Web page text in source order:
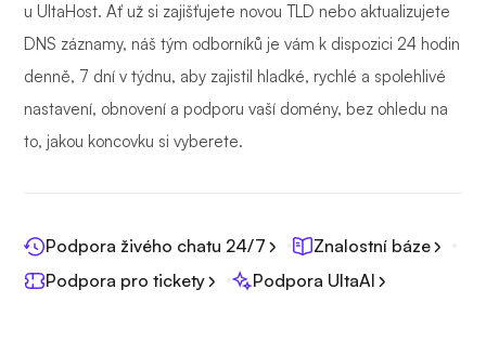
u UltaHost. Ať už si zajišťujete novou TLD nebo aktualizujete
DNS záznamy, náš tým odborníků je vám k dispozici 24 hodin
denně, 7 dní v týdnu, aby zajistil hladké, rychlé a spolehlivé
nastavení, obnovení a podporu vaší domény, bez ohledu na
to, jakou koncovku si vyberete.
Podpora živého chatu 24/7
Znalostní báze
Podpora pro tickety
Podpora UltaAI